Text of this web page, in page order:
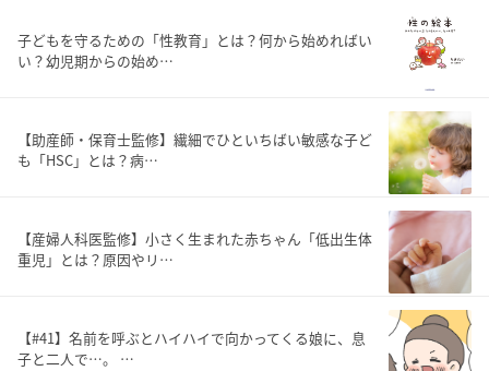
子どもを守るための「性教育」とは？何から始めればい
い？幼児期からの始め…
【助産師・保育士監修】繊細でひといちばい敏感な子ど
も「HSC」とは？病…
【産婦人科医監修】小さく生まれた赤ちゃん「低出生体
重児」とは？原因やリ…
【#41】名前を呼ぶとハイハイで向かってくる娘に、息
子と二人で…。 …